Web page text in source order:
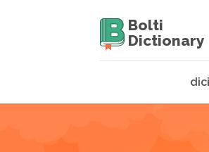
Bolti
Dictionary